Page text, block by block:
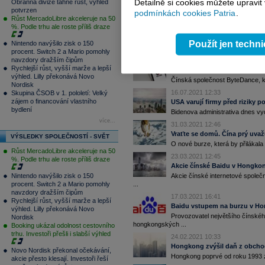
Obranná divize táhne růst, výhled
potvrzen
Růst MercadoLibre akceleruje na 50
%. Podle trhu ale roste příliš draze
Nintendo navýšilo zisk o 150
procent. Switch 2 a Mario pomohly
navzdory dražším čipům
Rychlejší růst, vyšší marže a lepší
výhled. Lilly překonává Novo
Nordisk
Skupina ČSOB v 1. pololetí: Velký
zájem o financování vlastního
bydlení
více...
VÝSLEDKY SPOLEČNOSTÍ - SVĚT
Růst MercadoLibre akceleruje na 50
%. Podle trhu ale roste příliš draze
Nintendo navýšilo zisk o 150
procent. Switch 2 a Mario pomohly
navzdory dražším čipům
Rychlejší růst, vyšší marže a lepší
výhled. Lilly překonává Novo
Nordisk
Booking ukázal odolnost cestovního
trhu. Investoři přešli i slabší výhled
Novo Nordisk překonal očekávání,
akcie přesto klesají. Investoři řeší
Alibaba v Hongkongu
Akcie společnosti Alibaba
Proč se investoři obracejí
Plošný výprodej čínských
Čínská společnost ByteDance,
16.07.2021 12:33
USA varují firmy před riziky
Bidenova administrativa dnes
31.03.2021 12:46
Vraťte se domů. Čína prý
O nové burze, která by
23.03.2021 12:45
Akcie čínské Baidu v
Akcie čínské internetové
17.03.2021 16:41
Baidu vstupem na burzu v
Provozovatel největšího
hongkongských ...
24.02.2021 10:33
Hongkong zvýšil daň z
Hongkong poprvé od roku
Detailně si cookies můžete
podmínkách cookies Patria.
Použít jen